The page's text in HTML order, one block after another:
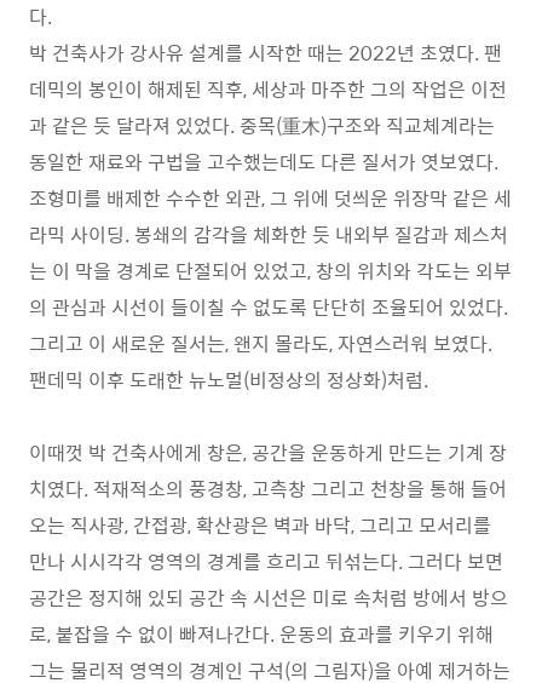
다.
박 건축사가 강사유 설계를 시작한 때는 2022년 초였다. 팬
데믹의 봉인이 해제된 직후, 세상과 마주한 그의 작업은 이전
과 같은 듯 달라져 있었다. 중목(重木)구조와 직교체계라는
동일한 재료와 구법을 고수했는데도 다른 질서가 엿보였다.
조형미를 배제한 수수한 외관, 그 위에 덧씌운 위장막 같은 세
라믹 사이딩. 봉쇄의 감각을 체화한 듯 내외부 질감과 제스처
는 이 막을 경계로 단절되어 있었고, 창의 위치와 각도는 외부
의 관심과 시선이 들이칠 수 없도록 단단히 조율되어 있었다.
그리고 이 새로운 질서는, 왠지 몰라도, 자연스러워 보였다.
팬데믹 이후 도래한 뉴노멀(비정상의 정상화)처럼.
이때껏 박 건축사에게 창은, 공간을 운동하게 만드는 기계 장
치였다. 적재적소의 풍경창, 고측창 그리고 천창을 통해 들어
오는 직사광, 간접광, 확산광은 벽과 바닥, 그리고 모서리를
만나 시시각각 영역의 경계를 흐리고 뒤섞는다. 그러다 보면
공간은 정지해 있되 공간 속 시선은 미로 속처럼 방에서 방으
로, 붙잡을 수 없이 빠져나간다. 운동의 효과를 키우기 위해
그는 물리적 영역의 경계인 구석(의 그림자)을 아예 제거하는